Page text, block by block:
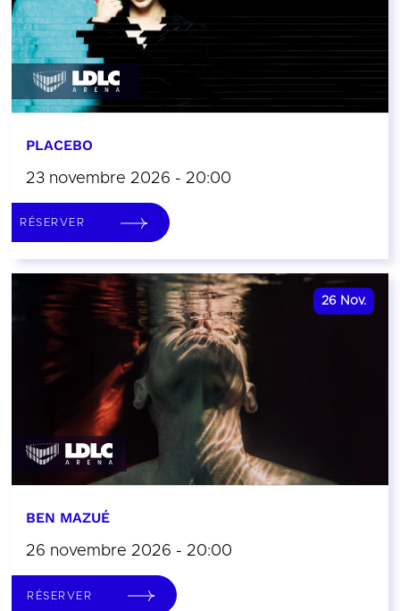
PLACEBO
23 novembre 2026 - 20:00
RÉSERVER
26 Nov.
BEN MAZUÉ
26 novembre 2026 - 20:00
RÉSERVER